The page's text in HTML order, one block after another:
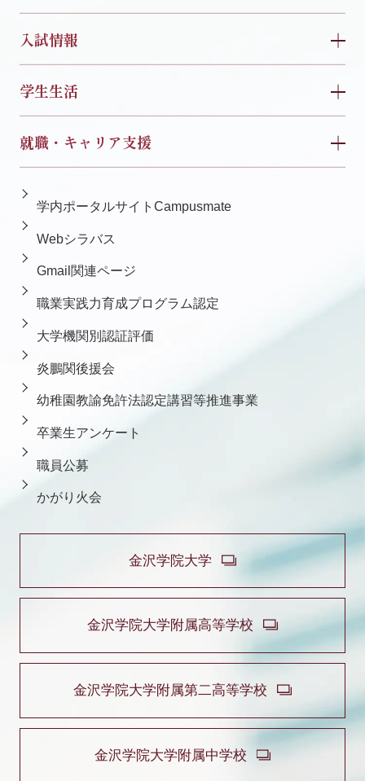
入試情報
学生生活
就職・キャリア支援
学内ポータルサイトCampusmate
Webシラバス
Gmail関連ページ
職業実践力育成プログラム認定
大学機関別認証評価
炎鵬関後援会
幼稚園教諭免許法認定講習等推進事業
卒業生アンケート
職員公募
かがり火会
金沢学院大学
金沢学院大学附属高等学校
金沢学院大学附属第二高等学校
金沢学院大学附属中学校